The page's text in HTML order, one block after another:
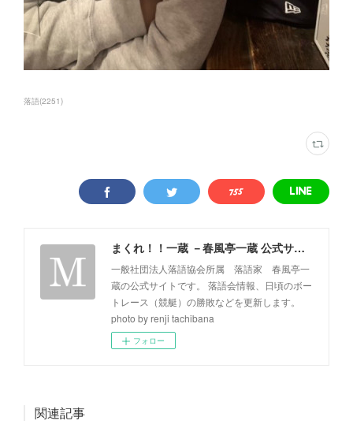
落語(2251)
まくれ！！一蔵 －春風亭一蔵 公式サイト－
一般社団法人落語協会所属 落語家 春風亭一
蔵の公式サイトです。 落語会情報、日頃のボー
トレース（競艇）の勝敗などを更新します。
photo by renji tachibana
フォロー
関連記事